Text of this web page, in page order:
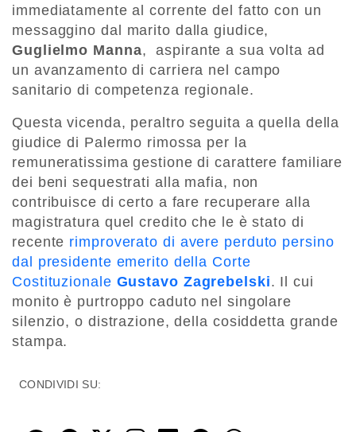
immediatamente al corrente del fatto con un
messaggino dal marito dalla giudice,
Guglielmo Manna, aspirante a sua volta ad
un avanzamento di carriera nel campo
sanitario di competenza regionale.
Questa vicenda, peraltro seguita a quella della
giudice di Palermo rimossa per la
remuneratissima gestione di carattere familiare
dei beni sequestrati alla mafia, non
contribuisce di certo a fare recuperare alla
magistratura quel credito che le è stato di
recente rimproverato di avere perduto persino
dal presidente emerito della Corte
Costituzionale Gustavo Zagrebelski. Il cui
monito è purtroppo caduto nel singolare
silenzio, o distrazione, della cosiddetta grande
stampa.
CONDIVIDI SU: